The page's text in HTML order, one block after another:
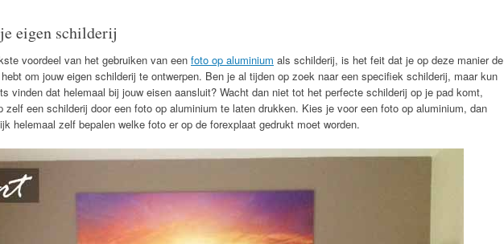
eigen schilderij
voordeel van het gebruiken van een foto op aluminium als schilderij, is het feit dat je op deze manier de
om jouw eigen schilderij te ontwerpen. Ben je al tijden op zoek naar een specifiek schilderij, maar kun
vinden dat helemaal bij jouw eisen aansluit? Wacht dan niet tot het perfecte schilderij op je pad komt,
zelf een schilderij door een foto op aluminium te laten drukken. Kies je voor een foto op aluminium, dan
helemaal zelf bepalen welke foto er op de forexplaat gedrukt moet worden.